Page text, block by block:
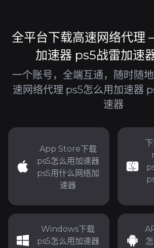
全平台下载高速网络代理
加速器 ps5战雷加速
一个账号，全端互通，随时随
速网络代理 ps5怎么用加速器
速器
App Store下载
ps5怎么用加速器
ps5用什么网络加
速器
Windows下载
ps5怎么用加速器